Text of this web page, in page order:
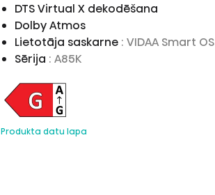
DTS Virtual X dekodēšana
Dolby Atmos
Lietotāja saskarne : VIDAA Smart OS
Sērija : A85K
Produkta datu lapa